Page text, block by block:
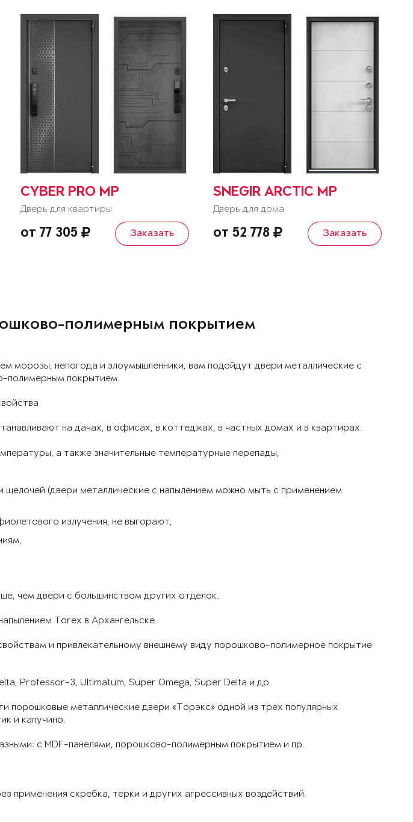
CYBER PRO MP
Дверь для квартиры
от 77 305 Заказать
SNEGIR ARCTIC MP
Дверь для дома
от 52 778 Заказать
полимерным покрытием
морозы, непогода и злоумышленники, вам подойдут двери металлические с
полимерным покрытием.
на дачах, в офисах, в коттеджах, в частных домах и в квартирах.
а также значительные температурные перепады,
щелочей (двери металлические с напылением можно мыть с применением
излучения, не выгорают,
чем двери с большинством других отделок.
Torex в Архангельске
и привлекательному внешнему виду порошково-полимерное покрытие
Professor-3, Ultimatum, Super Omega, Super Delta и др.
порошковые металлические двери «Торэкс» одной из трех популярных
и капучино.
с MDF-панелями, порошково-полимерным покрытием и пр.
применения скребка, терки и других агрессивных воздействий.